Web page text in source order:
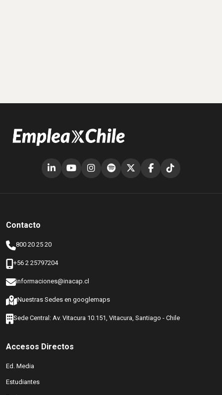
Contacto
800 20 25 20
+56 2 25797204
informaciones@inacap.cl
Nuestras Sedes en googlemaps
(abre en nueva ventana)
Sede Central: Av. Vitacura 10.151, Vitacura, Santiago - Chile
Accesos Directos
Ed. Media
(abre en nueva ventana)
Estudiantes
(abre en nueva ventana)